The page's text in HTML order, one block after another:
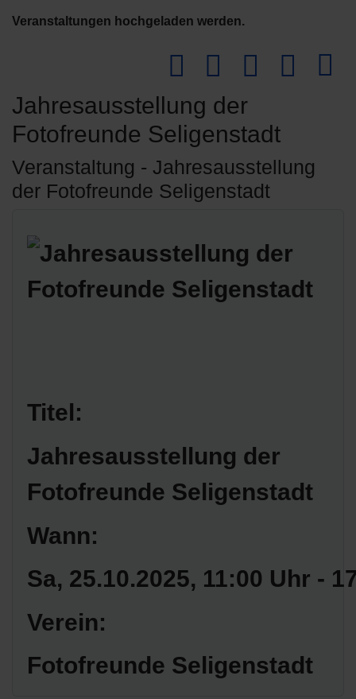
Veranstaltungen hochgeladen werden.
Jahresausstellung der
Fotofreunde Seligenstadt
Veranstaltung - Jahresausstellung
der Fotofreunde Seligenstadt
Titel:
Jahresausstellung der
Fotofreunde Seligenstadt
Wann:
Sa, 25.10.2025, 11:00 Uhr -
Verein:
Fotofreunde Seligenstadt